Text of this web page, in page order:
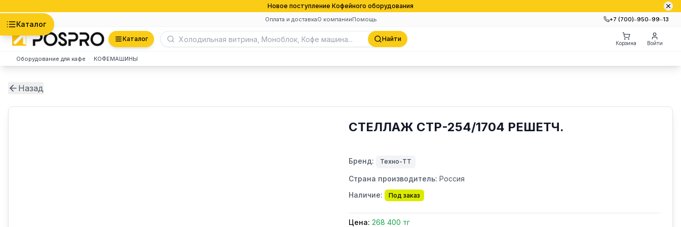
Новое поступление Кофейного оборудования
Оплата и доставкаО компанииПомощь +7 (700)‒950‒99‒13
Каталог
Каталог Найти
Корзина Войти
Оборудование для кафе КОФЕМАШИНЫ
Назад
СТЕЛЛАЖ СТР-254/1704 РЕШЕТЧ.
Бренд: Техно-ТТ
Страна производитель: Россия
Наличие:
Под заказ
Цена: 268 400 тг